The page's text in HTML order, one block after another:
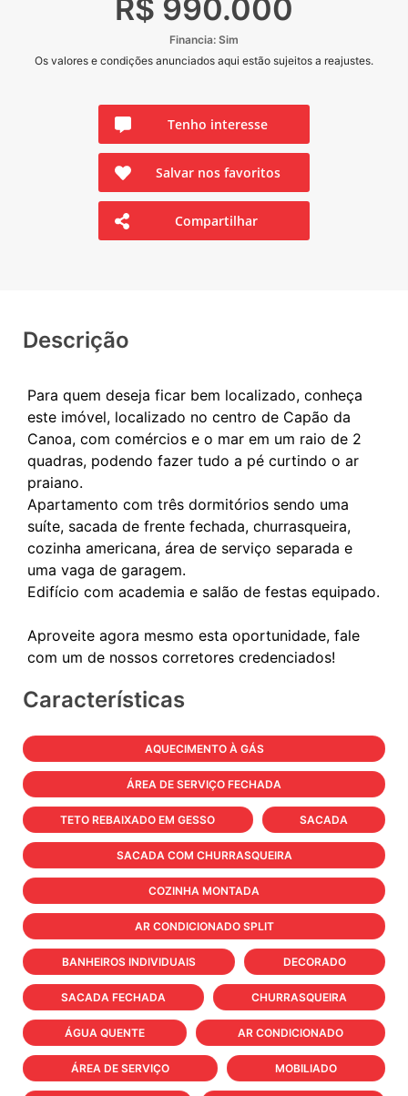
R$ 990.000
Financia: Sim
Os valores e condições anunciados aqui estão sujeitos a reajustes.
Tenho interesse
Salvar nos favoritos
Compartilhar
Descrição
Para quem deseja ficar bem localizado, conheça
este imóvel, localizado no centro de Capão da
Canoa, com comércios e o mar em um raio de 2
quadras, podendo fazer tudo a pé curtindo o ar
praiano.
Apartamento com três dormitórios sendo uma
suíte, sacada de frente fechada, churrasqueira,
cozinha americana, área de serviço separada e
uma vaga de garagem.
Edifício com academia e salão de festas equipado.
Aproveite agora mesmo esta oportunidade, fale
Características
AQUECIMENTO À GÁS
ÁREA DE SERVIÇO FECHADA
TETO REBAIXADO EM GESSO SACADA
SACADA COM CHURRASQUEIRA
COZINHA MONTADA
AR CONDICIONADO SPLIT
BANHEIROS INDIVIDUAIS DECORADO
SACADA FECHADA CHURRASQUEIRA
ÁGUA QUENTE AR CONDICIONADO
ÁREA DE SERVIÇO MOBILIADO